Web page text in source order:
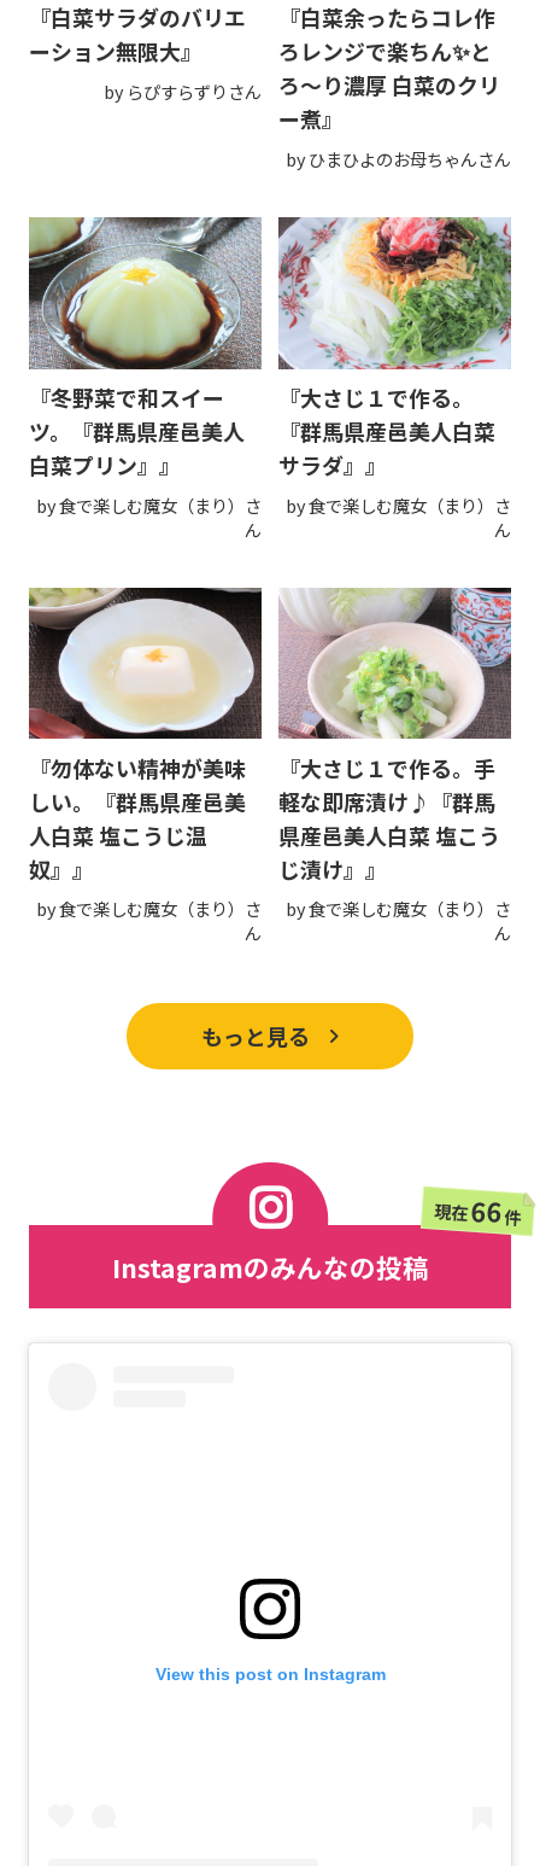
『白菜サラダのバリエ
ーション無限大』
by らぴすらずりさん
『白菜余ったらコレ作
ろレンジで楽ちん✨と
ろ〜り濃厚 白菜のクリ
ー煮』
by ひまひよのお母ちゃんさん
『冬野菜で和スイー
ツ。『群馬県産邑美人
白菜プリン』』
by 食で楽しむ魔女（まり）さ
ん
『大さじ１で作る。
『群馬県産邑美人白菜
サラダ』』
by 食で楽しむ魔女（まり）さ
ん
『勿体ない精神が美味
しい。『群馬県産邑美
人白菜 塩こうじ温
奴』』
by 食で楽しむ魔女（まり）さ
ん
『大さじ１で作る。手
軽な即席漬け♪『群馬
県産邑美人白菜 塩こう
じ漬け』』
by 食で楽しむ魔女（まり）さ
ん
もっと見る
Instagramのみんなの投稿
現在66件
View this post on Instagram